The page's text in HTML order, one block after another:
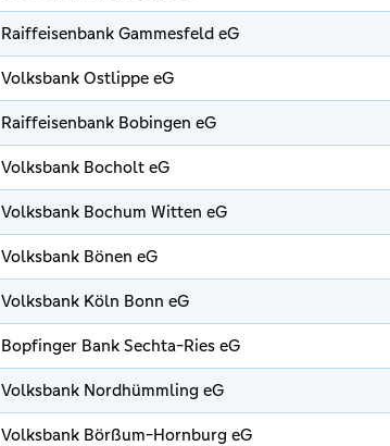
Raiffeisenbank Gammesfeld eG
Volksbank Ostlippe eG
Raiffeisenbank Bobingen eG
Volksbank Bocholt eG
Volksbank Bochum Witten eG
Volksbank Bönen eG
Volksbank Köln Bonn eG
Bopfinger Bank Sechta-Ries eG
Volksbank Nordhümmling eG
Volksbank Börßum-Hornburg eG